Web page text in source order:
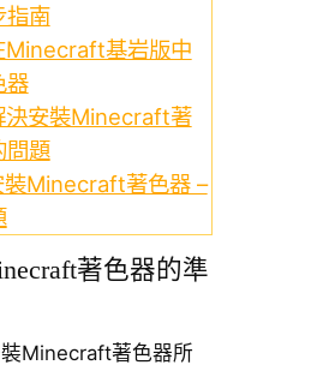
指南
Minecraft基岩版中
器
決安裝Minecraft著
問題
裝Minecraft著色器 –
著色器的準
Minecraft著色器所